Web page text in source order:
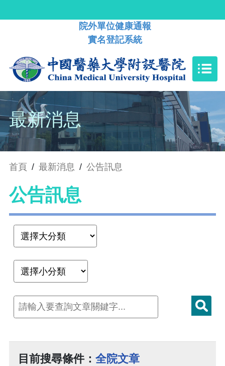
院外單位健康通報
實名登記系統
最新消息
首頁 / 最新消息 / 公告訊息
公告訊息
目前搜尋條件： 全院文章